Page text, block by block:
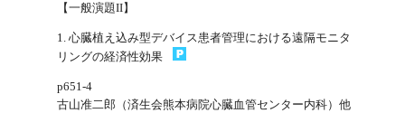
【一般演題II】
1. 心臓植え込み型デバイス患者管理における遠隔モニタ
リングの経済性効果
p651-4
古山准二郎（済生会熊本病院心臓血管センター内科）他